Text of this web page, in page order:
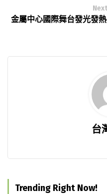
金屬中心國際舞台發光發
台
Trending Right Now!